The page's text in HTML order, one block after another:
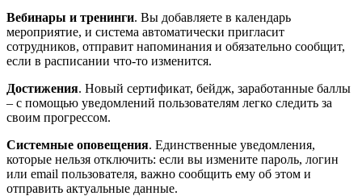
Вебинары и тренинги. Вы добавляете в календарь
мероприятие, и система автоматически пригласит
сотрудников, отправит напоминания и обязательно сообщит,
если в расписании что-то изменится.
Достижения. Новый сертификат, бейдж, заработанные баллы
– с помощью уведомлений пользователям легко следить за
своим прогрессом.
Системные оповещения. Единственные уведомления,
которые нельзя отключить: если вы измените пароль, логин
или email пользователя, важно сообщить ему об этом и
отправить актуальные данные.